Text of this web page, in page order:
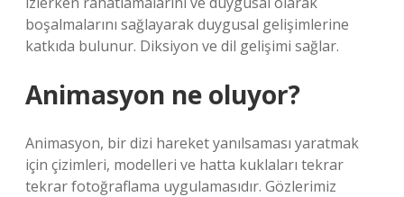
boşalmalarını sağlayarak duygusal gelişimlerine
katkıda bulunur. Diksiyon ve dil gelişimi sağlar.
Animasyon ne oluyor?
Animasyon, bir dizi hareket yanılsaması yaratmak
için çizimleri, modelleri ve hatta kuklaları tekrar
tekrar fotoğraflama uygulamasıdır. Gözlerimiz